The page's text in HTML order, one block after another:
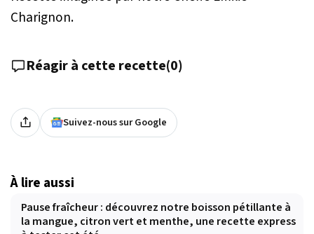
Charignon.
Réagir à cette recette(0)
Suivez-nous sur Google
À lire aussi
Pause fraîcheur : découvrez notre boisson pétillante à
la mangue, citron vert et menthe, une recette express